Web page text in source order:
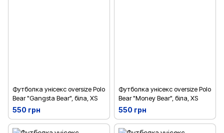
Футболка унісекс oversize Polo
Bear "Gangsta Bear", біла, XS
550 грн
Футболка унісекс oversize Polo
Bear "Money Bear", біла, XS
550 грн